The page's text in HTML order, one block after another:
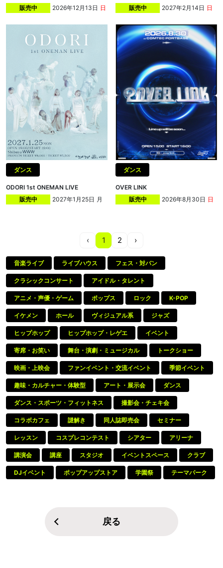
販売中 2026年12月13日 日 販売中 2027年2月14日 日
ダンス
ODORI 1st ONEMAN LIVE
販売中 2027年1月25日 月
ダンス
OVER LINK
販売中 2026年8月30日 日
‹ 1 2 ›
音楽ライブ ライブハウス フェス・対バン
クラシックコンサート アイドル・タレント
アニメ・声優・ゲーム ポップス ロック K-POP
イケメン ホール ヴィジュアル系 ジャズ
ヒップホップ ヒップホップ・レゲエ イベント
寄席・お笑い 舞台・演劇・ミュージカル トークショー
映画・上映会 ファンイベント・交流イベント 季節イベント
趣味・カルチャー・体験型 アート・展示会 ダンス
ダンス・スポーツ・フィットネス 撮影会・チェキ会
コラボカフェ 謎解き 同人誌即売会 セミナー
レッスン コスプレコンテスト シアター アリーナ
講演会 講座 スタジオ イベントスペース クラブ
DJイベント ポップアップストア 学園祭 テーマパーク
戻る